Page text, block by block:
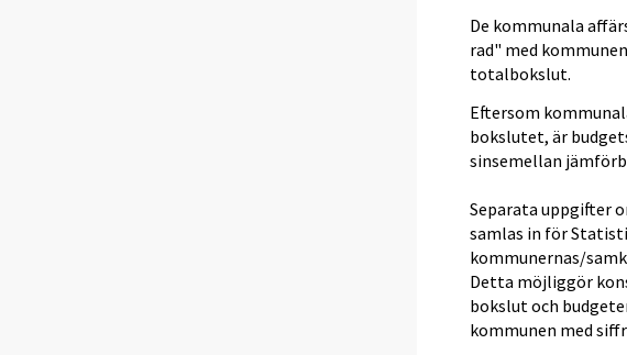
De kommunala
rad" med
totalbokslut.
Eftersom
bokslutet, är
sinsemellan
Separata uppgifter
samlas in för
kommunernas/
Detta möjliggör
bokslut och
kommunen med